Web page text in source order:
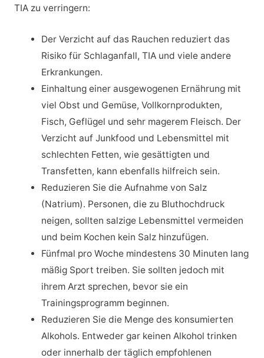
TIA zu verringern:
Der Verzicht auf das Rauchen reduziert das
Risiko für Schlaganfall, TIA und viele andere
Erkrankungen.
Einhaltung einer ausgewogenen Ernährung mit
viel Obst und Gemüse, Vollkornprodukten,
Fisch, Geflügel und sehr magerem Fleisch. Der
Verzicht auf Junkfood und Lebensmittel mit
schlechten Fetten, wie gesättigten und
Transfetten, kann ebenfalls hilfreich sein.
Reduzieren Sie die Aufnahme von Salz
(Natrium). Personen, die zu Bluthochdruck
neigen, sollten salzige Lebensmittel vermeiden
und beim Kochen kein Salz hinzufügen.
Fünfmal pro Woche mindestens 30 Minuten lang
mäßig Sport treiben. Sie sollten jedoch mit
ihrem Arzt sprechen, bevor sie ein
Trainingsprogramm beginnen.
Reduzieren Sie die Menge des konsumierten
Alkohols. Entweder gar keinen Alkohol trinken
oder innerhalb der täglich empfohlenen